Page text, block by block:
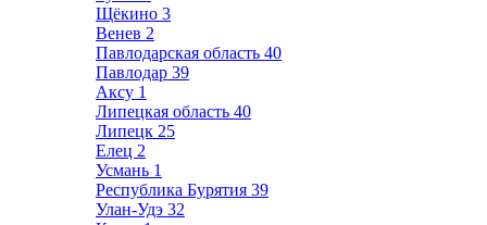
Щёкино 3
Венев 2
Павлодарская область 40
Павлодар 39
Аксу 1
Липецкая область 40
Липецк 25
Елец 2
Усмань 1
Республика Бурятия 39
Улан-Удэ 32